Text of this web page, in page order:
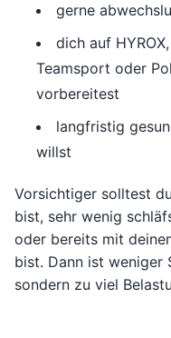
gerne
dich auf
Teamsport oder
vorbereitest
langfristig
willst
Vorsichtiger solltest
bist, sehr wenig
oder bereits mit
bist. Dann ist weniger
sondern zu viel